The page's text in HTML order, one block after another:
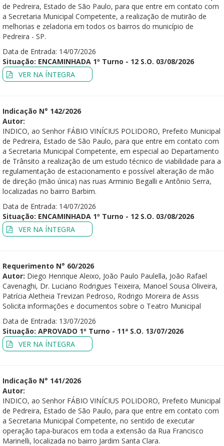
de Pedreira, Estado de São Paulo, para que entre em contato com
a Secretaria Municipal Competente, a realização de mutirão de
melhorias e zeladoria em todos os bairros do município de
Pedreira - SP.
Data de Entrada: 14/07/2026
Situação: ENCAMINHADA 1º Turno - 12 S.O. 03/08/2026
VER NA ÍNTEGRA
Indicação N° 142/2026
Autor:
INDICO, ao Senhor FÁBIO VINÍCIUS POLIDORO, Prefeito Municipal
de Pedreira, Estado de São Paulo, para que entre em contato com
a Secretaria Municipal Competente, em especial ao Departamento
de Trânsito a realização de um estudo técnico de viabilidade para a
regulamentação de estacionamento e possível alteração de mão
de direção (mão única) nas ruas Arminio Begalli e Antônio Serra,
localizadas no bairro Barbim.
Data de Entrada: 14/07/2026
Situação: ENCAMINHADA 1º Turno - 12 S.O. 03/08/2026
VER NA ÍNTEGRA
Requerimento N° 60/2026
Autor: Diego Henrique Aleixo, João Paulo Paulella, João Rafael
Cavenaghi, Dr. Luciano Rodrigues Teixeira, Manoel Sousa Oliveira,
Patrícia Aletheia Trevizan Pedroso, Rodrigo Moreira de Assis
Solicita informações e documentos sobre o Teatro Municipal
Data de Entrada: 13/07/2026
Situação: APROVADO 1º Turno - 11ª S.O. 13/07/2026
VER NA ÍNTEGRA
Indicação N° 141/2026
Autor:
INDICO, ao Senhor FÁBIO VINÍCIUS POLIDORO, Prefeito Municipal
de Pedreira, Estado de São Paulo, para que entre em contato com
a Secretaria Municipal Competente, no sentido de executar
operação tapa-buracos em toda a extensão da Rua Francisco
Marinelli, localizada no bairro Jardim Santa Clara.